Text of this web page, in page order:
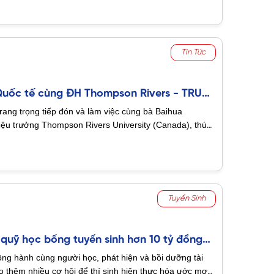
Tin Tức
tế cùng ĐH Thompson Rivers - TRU
trọng tiếp đón và làm việc cùng bà Baihua
trưởng Thompson Rivers University (Canada), thúc
năm 2027.
Tuyển Sinh
học bổng tuyển sinh hơn 10 tỷ đồng
hành cùng người học, phát hiện và bồi dưỡng tài
thêm nhiều cơ hội để thí sinh hiện thực hóa ước mơ